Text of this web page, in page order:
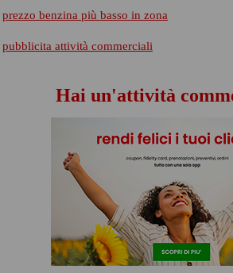
prezzo benzina più basso in zona
pubblicita attività commerciali
Hai un'attività